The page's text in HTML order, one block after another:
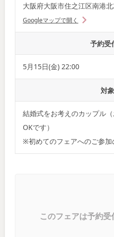
大阪府大阪市住之江区南港
Googleマップで開く
予約受
5月15日(金) 22:00
対
結婚式をお考えのカップル
OKです）
※初めてのフェアへのご参加
このフェアは予約